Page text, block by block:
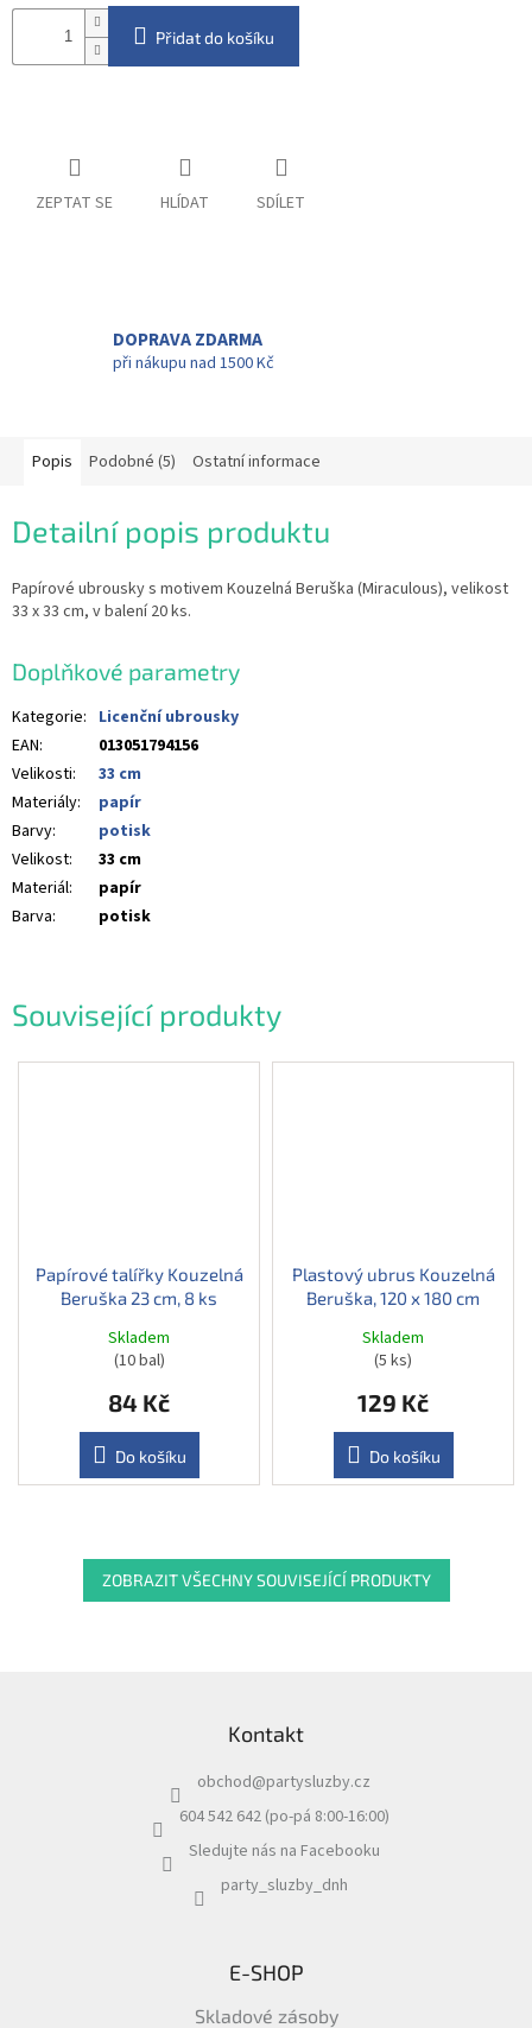
Přidat do košíku
ZEPTAT SE HLÍDAT SDÍLET
DOPRAVA ZDARMA
při nákupu nad 1500 Kč
Související produkty
Papírové talířky Kouzelná
Beruška 23 cm, 8 ks
Skladem
(10 bal)
84 Kč
Do košíku
Plastový ubrus Kouzelná
Beruška, 120 x 180 cm
Skladem
(5 ks)
129 Kč
Do košíku
ZOBRAZIT VŠECHNY SOUVISEJÍCÍ PRODUKTY
Popis Podobné (5) Ostatní informace
Detailní popis produktu
Papírové ubrousky s motivem Kouzelná Beruška (Miraculous), velikost
33 x 33 cm, v balení 20 ks.
Doplňkové parametry
Kategorie: Licenční ubrousky
EAN:
013051794156
Velikosti:
33 cm
Materiály:
papír
Barvy:
potisk
Velikost:
33 cm
Materiál:
papír
Barva: potisk
Kontakt
obchod@partysluzby.cz
604 542 642 (po-pá 8:00-16:00)
Sledujte nás na Facebooku
party_sluzby_dnh
E-SHOP
Skladové zásoby